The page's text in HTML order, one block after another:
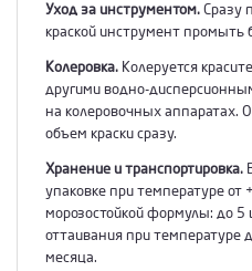
Уход за инструментом. Сразу
краской инструмент
Колеровка. Колеруется
другими водно-
на колеровочных аппаратах.
объем краски сразу.
Хранение и транспортировка.
упаковке при температуре от
морозостойкой формулы: до 5
оттаивания при температуре
месяца.